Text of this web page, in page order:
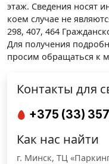
этаж. Сведения носят
коем случае не
298, 407, 464
Для получения
просим обращаться к
Контакты для
+375 (33)
Как нас найти
г. Минск, ТЦ